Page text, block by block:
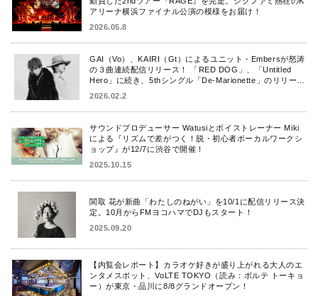
アリーナ横浜ファイナル公演の模様をお届け！
2026.05.8
GAI（Vo）、KAIRI（Gt）によるユニット・Embersが怒涛
の３曲連続配信リリース！ 「RED DOG」、「Untitled
Hero」に続き、5thシングル「De-Marionette」のリリース
2026.02.2
サウンドプロデューサー Watusiとボイストレーナー Miki
による『リズムで差がつく！脱・初心者ボーカルワークシ
ョップ』が12/7に渋谷で開催！
2025.10.15
関取 花が新曲「わたしのねがい」を10/1に配信リリース決
定。10月からFMヨコハマでDJもスタート！
2025.09.20
【内覧会レポート】カラオケ好きが盛り上がれる大人のエ
ンタメスポット、VoLTE TOKYO（読み：ボルテ トーキョ
ー）が東京・品川に8/8グランドオープン！